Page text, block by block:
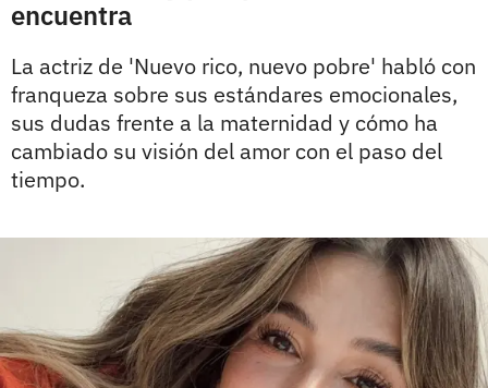
encuentra
La actriz de 'Nuevo rico, nuevo pobre' habló con
franqueza sobre sus estándares emocionales,
sus dudas frente a la maternidad y cómo ha
cambiado su visión del amor con el paso del
tiempo.